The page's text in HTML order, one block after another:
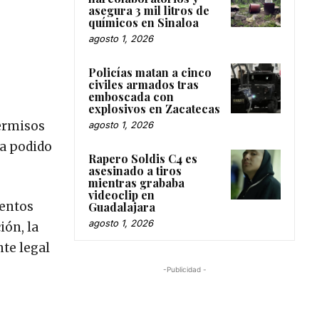
podido
la
legal
asegura 3 mil litros de
químicos en Sinaloa
agosto 1, 2026
Policías matan a cinco
civiles armados tras
emboscada con
explosivos en Zacatecas
agosto 1, 2026
Rapero Soldis C4 es
asesinado a tiros
mientras grababa
videoclip en
Guadalajara
agosto 1, 2026
-Publicidad -